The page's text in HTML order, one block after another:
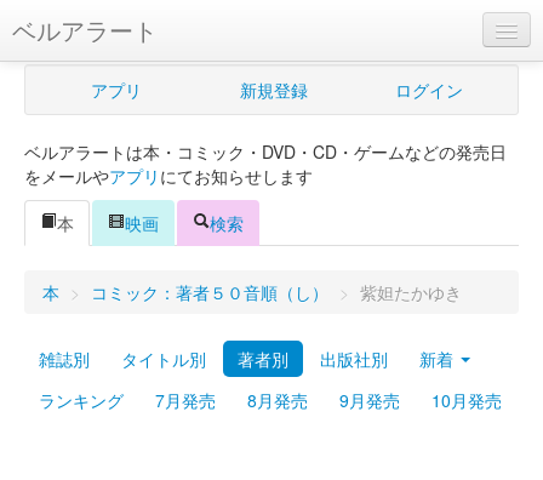
ベルアラート
ベルアラートとは
新規登録
ログイン
Myシェルフ
プレミアム
アプリ 新規登録 ログイン
ベルアラートは本・コミック・DVD・CD・ゲームなどの発売日
をメールやアプリ にてお知らせします
本
映画 検索
本 > コミック：著者５０音順（し） > 紫妲たかゆき
雑誌別 タイトル別 著者別 出版社別
新着
ランキング
7月発売 8月発売 9月発売 10月発売